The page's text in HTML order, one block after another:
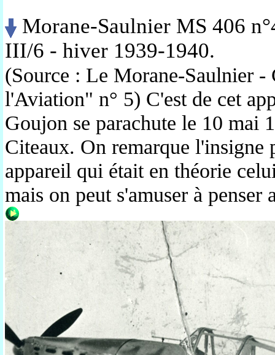
Morane-Saulnier MS 406
III/6 - hiver 1939-1940.
(Source : Le Morane-Saulnier
l'Aviation" n° 5) C'est de cet
Goujon se parachute le 10 mai
Citeaux. On remarque l'insigne
appareil qui était en théorie
mais on peut s'amuser à